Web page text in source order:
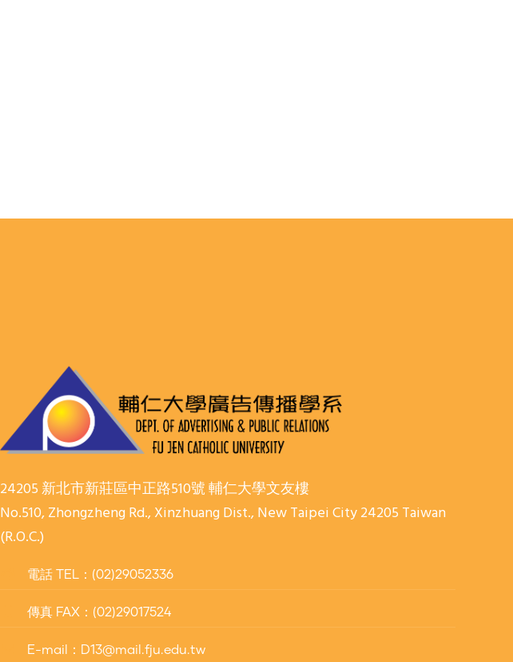
24205 新北市新莊區中正路510號 輔仁大學文友樓
No.510, Zhongzheng Rd., Xinzhuang Dist., New Taipei City 24205 Taiwan
(R.O.C.)
電話 TEL：(02)29052336
傳真 FAX：(02)29017524
E-mail：D13@mail.fju.edu.tw